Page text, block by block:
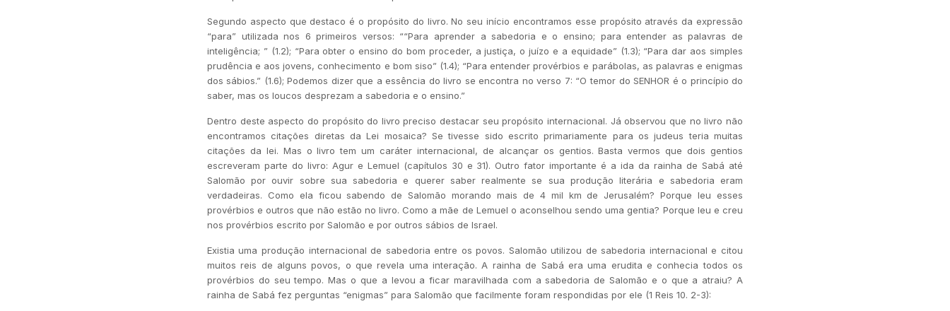
Segundo aspecto que destaco é o propósito do livro. No seu início encontramos esse propósito através da expressão
“para” utilizada nos 6 primeiros versos: ““Para aprender a sabedoria e o ensino; para entender as palavras de
inteligência; ” (1.2); “Para obter o ensino do bom proceder, a justiça, o juízo e a equidade” (1.3); “Para dar aos simples
prudência e aos jovens, conhecimento e bom siso” (1.4); “Para entender provérbios e parábolas, as palavras e enigmas
dos sábios.” (1.6); Podemos dizer que a essência do livro se encontra no verso 7: “O temor do SENHOR é o princípio do
saber, mas os loucos desprezam a sabedoria e o ensino.”
Dentro deste aspecto do propósito do livro preciso destacar seu propósito internacional. Já observou que no livro não
encontramos citações diretas da Lei mosaica? Se tivesse sido escrito primariamente para os judeus teria muitas
citações da lei. Mas o livro tem um caráter internacional, de alcançar os gentios. Basta vermos que dois gentios
escreveram parte do livro: Agur e Lemuel (capítulos 30 e 31). Outro fator importante é a ida da rainha de Sabá até
Salomão por ouvir sobre sua sabedoria e querer saber realmente se sua produção literária e sabedoria eram
verdadeiras. Como ela ficou sabendo de Salomão morando mais de 4 mil km de Jerusalém? Porque leu esses
provérbios e outros que não estão no livro. Como a mãe de Lemuel o aconselhou sendo uma gentia? Porque leu e creu
nos provérbios escrito por Salomão e por outros sábios de Israel.
Existia uma produção internacional de sabedoria entre os povos. Salomão utilizou de sabedoria internacional e citou
muitos reis de alguns povos, o que revela uma interação. A rainha de Sabá era uma erudita e conhecia todos os
provérbios do seu tempo. Mas o que a levou a ficar maravilhada com a sabedoria de Salomão e o que a atraiu? A
rainha de Sabá fez perguntas “enigmas” para Salomão que facilmente foram respondidas por ele (1 Reis 10. 2-3):